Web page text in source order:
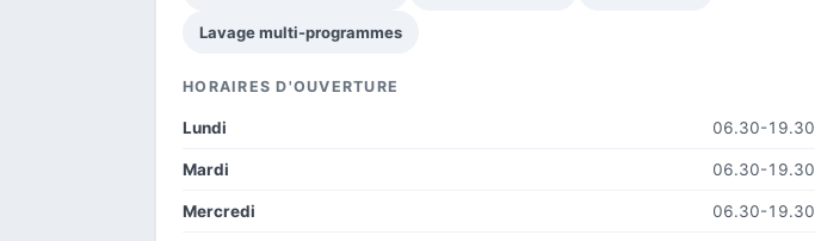
Lavage multi-programmes
HORAIRES D'OUVERTURE
Lundi 06.30-19.30
Mardi 06.30-19.30
Mercredi 06.30-19.30